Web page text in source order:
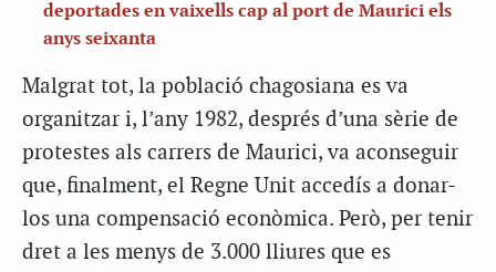
deportades en vaixells cap al port de Maurici els
anys seixanta
Malgrat tot, la població chagosiana es va
organitzar i, l’any 1982, després d’una sèrie de
protestes als carrers de Maurici, va aconseguir
que, finalment, el Regne Unit accedís a donar-
los una compensació econòmica. Però, per tenir
dret a les menys de 3.000 lliures que es